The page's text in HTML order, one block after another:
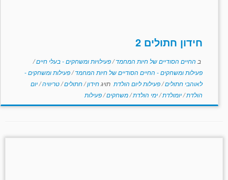
חידון חתולים 2
ב החיים הסודיים של חיות המחמד/פעילויות ומשחקים - בעלי חיים/
פעילות ומשחקים - החיים הסודיים של חיות המחמד/פעילות ומשחקים -
לאוהבי חתולים/פעילות ליום הולדת תויגחידון/חתולים/טריוויה/יום
הולדת/יומולדת/ימי הולדת/משחקים/פעילות